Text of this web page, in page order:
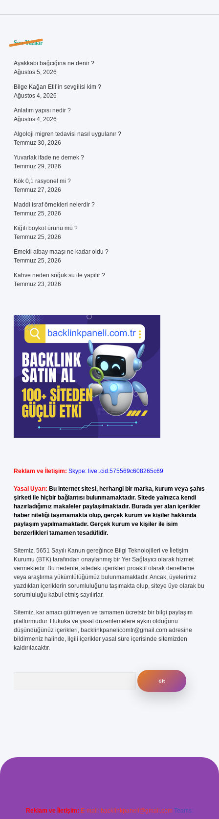
Sidebar
Son Yazılar
Ayakkabı bağcığına ne denir ?
Ağustos 5, 2026
Bilge Kağan Etil’in sevgilisi kim ?
Ağustos 4, 2026
Anlatım yapısı nedir ?
Ağustos 4, 2026
Algoloji migren tedavisi nasıl uygulanır ?
Temmuz 30, 2026
Yuvarlak ifade ne demek ?
Temmuz 29, 2026
Kök 0,1 rasyonel mi ?
Temmuz 27, 2026
Maddi israf örnekleri nelerdir ?
Temmuz 25, 2026
Kiğılı boykot ürünü mü ?
Temmuz 25, 2026
Emekli albay maaşı ne kadar oldu ?
Temmuz 25, 2026
Kahve neden soğuk su ile yapılır ?
Temmuz 23, 2026
Reklam ve İletişim: Skype: live:.cid.575569c608265c69
Yasal Uyarı: Bu internet sitesi, herhangi bir marka, kurum veya şahıs
şirketi ile hiçbir bağlantısı bulunmamaktadır. Sitede yalnızca kendi
hazırladığımız makaleler paylaşılmaktadır. Burada yer alan içerikler
haber niteliği taşımamakta olup, gerçek kurum ve kişiler hakkında
paylaşım yapılmamaktadır. Gerçek kurum ve kişiler ile isim
benzerlikleri tamamen tesadüfidir.
Sitemiz, 5651 Sayılı Kanun gereğince Bilgi Teknolojileri ve İletişim
Kurumu (BTK) tarafından onaylanmış bir Yer Sağlayıcı olarak hizmet
vermektedir. Bu nedenle, sitedeki içerikleri proaktif olarak denetleme
veya araştırma yükümlülüğümüz bulunmamaktadır. Ancak, üyelerimiz
yazdıkları içeriklerin sorumluluğunu taşımakta olup, siteye üye olarak bu
sorumluluğu kabul etmiş sayılırlar.
Sitemiz, kar amacı gütmeyen ve tamamen ücretsiz bir bilgi paylaşım
platformudur. Hukuka ve yasal düzenlemelere aykırı olduğunu
düşündüğünüz içerikleri, backlinkpanelicomtr@gmail.com adresine
bildirmeniz halinde, ilgili içerikler yasal süre içerisinde sitemizden
kaldırılacaktır.
betexper güvenilir mi
Reklam ve İletişim: E-mail: backlinkpaneli@gmail.com Teams: